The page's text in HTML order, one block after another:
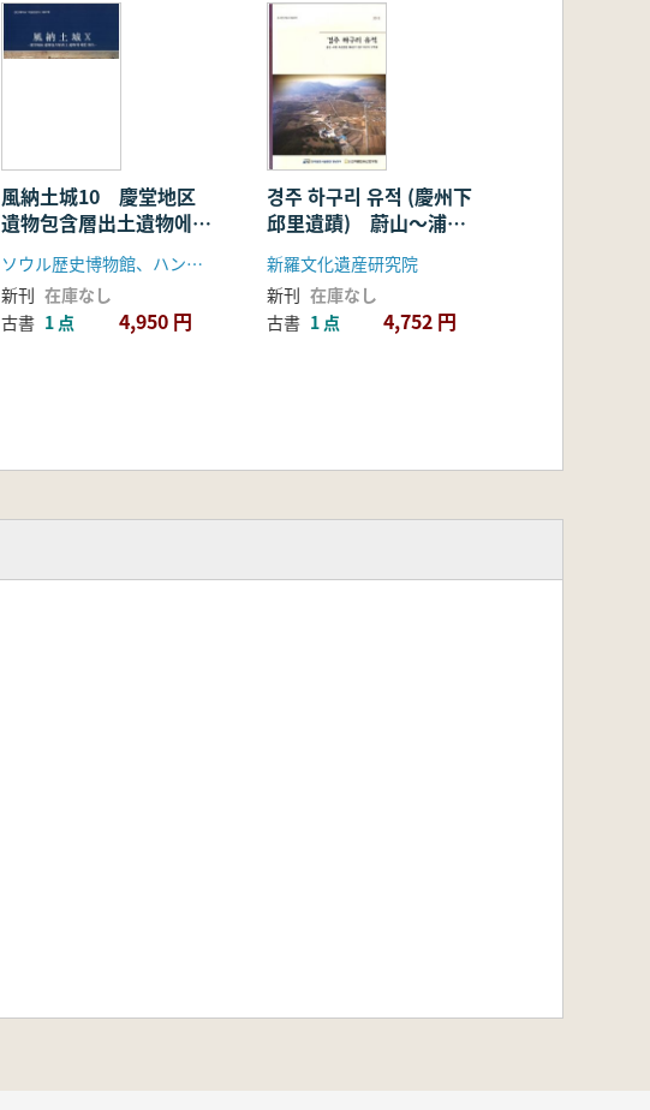
風納土城10 慶堂地区
遺物包含層出土遺物에
(に) 대한(対する) 報告 ソウル歴史博物館、ハンシン大学校博物館
新刊 在庫なし
古書 1 点 4,950 円
경주 하구리 유적 (慶州下
邱里遺蹟) 蔚山〜浦項
複線電鉄第6公区慶州下
邱里区域内
新羅文化遺産研究院
新刊 在庫なし
古書 1 点 4,752 円